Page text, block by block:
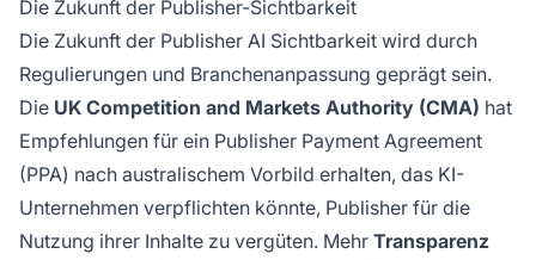
Die Zukunft der Publisher-Sichtbarkeit
Die Zukunft der Publisher AI Sichtbarkeit wird durch
Regulierungen und Branchenanpassung geprägt sein.
Die UK Competition and Markets Authority (CMA) hat
Empfehlungen für ein Publisher Payment Agreement
(PPA) nach australischem Vorbild erhalten, das KI-
Unternehmen verpflichten könnte, Publisher für die
Nutzung ihrer Inhalte zu vergüten. Mehr Transparenz